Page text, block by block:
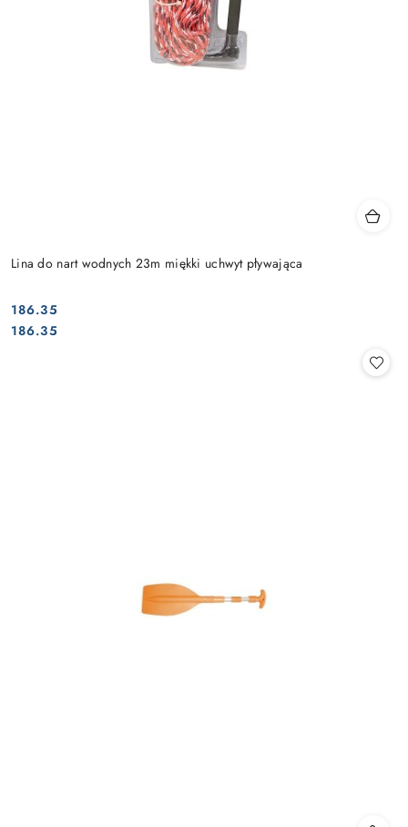
Lina do nart wodnych 23m miękki uchwyt pływająca
Cena:
186.35
Cena:
186.35